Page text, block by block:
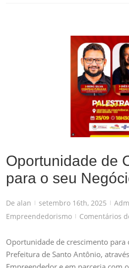
Oportunidade de Crescimento
Administração,
Oportunidade de
para o seu
De alan | setembro 16th, 2025 |
Empreendedorismo | Comentários
Oportunidade de crescimento para
Prefeitura de Santo Antônio,